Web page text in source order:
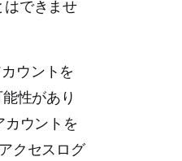
はできませ
ウントを
性があり
カウントを
クセスログ